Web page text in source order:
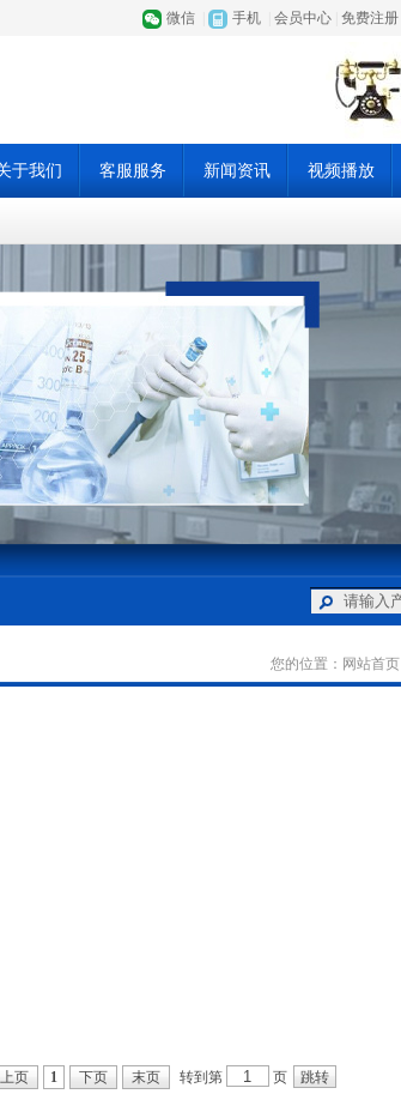
微信 手机 会员中心 免费注册
于我们 客服服务 新闻资讯 视频播放
百叶窗图片载入中
您的位置： 网站首页
上页 1 下页 末页 转到第 页